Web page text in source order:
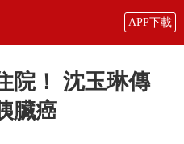
APP下載
院！ 沈玉琳傳
臟癌